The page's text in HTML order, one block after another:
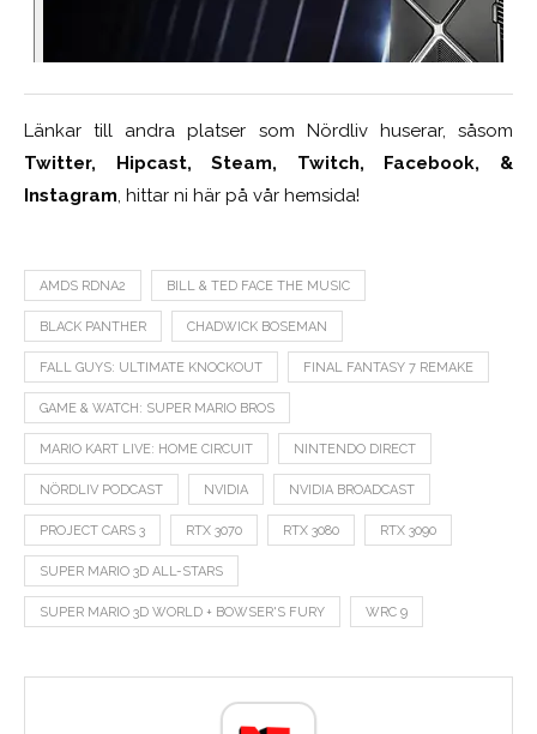
Länkar till andra platser som Nördliv huserar, såsom
Twitter, Hipcast, Steam, Twitch, Facebook, &
Instagram, hittar ni här på vår hemsida!
AMDS RDNA2 BILL & TED FACE THE MUSIC
BLACK PANTHER CHADWICK BOSEMAN
FALL GUYS: ULTIMATE KNOCKOUT FINAL FANTASY 7 REMAKE
GAME & WATCH: SUPER MARIO BROS
MARIO KART LIVE: HOME CIRCUIT NINTENDO DIRECT
NÖRDLIV PODCAST NVIDIA NVIDIA BROADCAST
PROJECT CARS 3 RTX 3070 RTX 3080 RTX 3090
SUPER MARIO 3D ALL-STARS
SUPER MARIO 3D WORLD + BOWSER'S FURY WRC 9